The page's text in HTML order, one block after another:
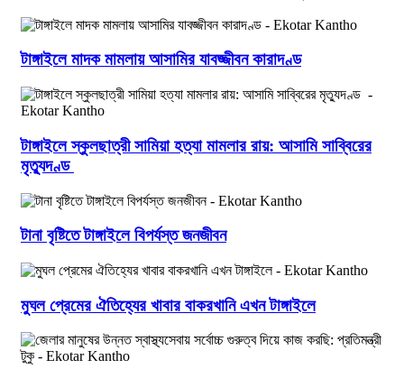
টাঙ্গাইলে মাদক মামলায় আসামির যাবজ্জীবন কারাদণ্ড
টাঙ্গাইলে স্কুলছাত্রী সামিয়া হত্যা মামলার রায়: আসামি সাব্বিরের
মৃত্যুদণ্ড
টানা বৃষ্টিতে টাঙ্গাইলে বিপর্যস্ত জনজীবন
মুঘল প্রেমের ঐতিহ্যের খাবার বাকরখানি এখন টাঙ্গাইলে